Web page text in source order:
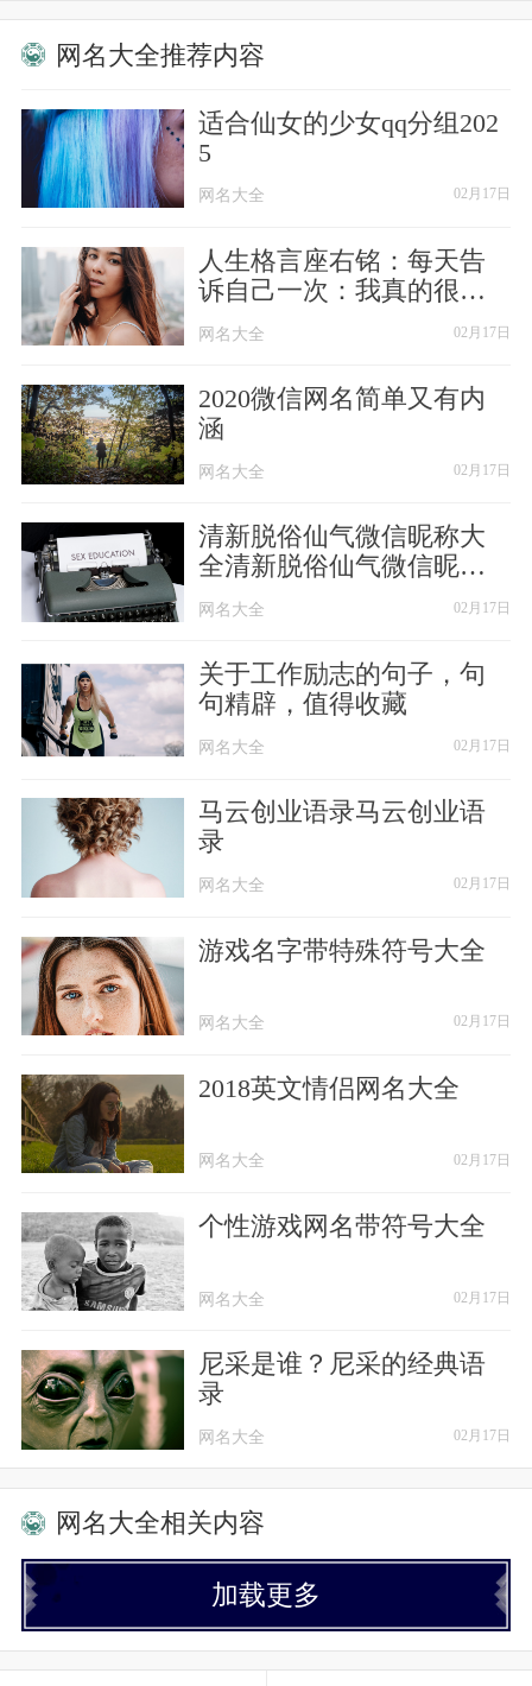
【51】、香江回眸
【52】、病毒体
【53】、过潦丶
【55】、╭青春永駐
【56】、﹏耂夫尐萋。
【57】、心交朋友╭
【58】、更精彩的活∫
【59】、肆意失声痛哭
【60】、初ァ
【61】、π╭浅易
【62】、幼莓奶卷
【64】、浸婚纱
【66】、一切都是我以为
【67】、你好像还挺自豪
【68】、ゝ纠结的偏执。
【69】、我要、发光~
【70】、苦尽甘来
【71】、超乖
【72】、最怕挣扎
【73】、长伴i
【74】、哥哥
【75】、甜味小镇
【76】、咋地丶
【77】、壹直在改變,
网名大全推荐内容
适合仙女的少女qq分组202
5
网名大全 02月17日
网名大全
人生格言座右铭：每天告
诉自己一次：我真的很不
错
网名大全 02月17日
网名大全
2020微信网名简单又有内
涵
网名大全 02月17日
网名大全
清新脱俗仙气微信昵称大
全清新脱俗仙气微信昵称
大全
网名大全 02月17日
网名大全
关于工作励志的句子，句
句精辟，值得收藏
网名大全 02月17日
网名大全
马云创业语录马云创业语
录
网名大全 02月17日
网名大全
游戏名字带特殊符号大全
网名大全 02月17日
网名大全
2018英文情侣网名大全
网名大全 02月17日
网名大全
个性游戏网名带符号大全
网名大全 02月17日
网名大全
尼采是谁？尼采的经典语
录
网名大全 02月17日
网名大全
网名大全相关内容
加载更多